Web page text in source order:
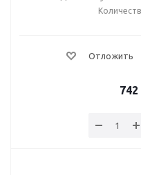
Отложить
742